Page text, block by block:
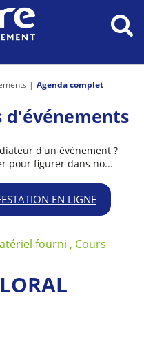
Agenda complet
d'événements
d'un événement ?
pour figurer dans no...
EN LIGNE
fourni , Cours